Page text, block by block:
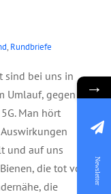
, Rundbriefe
sind bei uns in
Umlauf, gegen
Man hört
und auf uns
die tot vom
die
→
Newsletter